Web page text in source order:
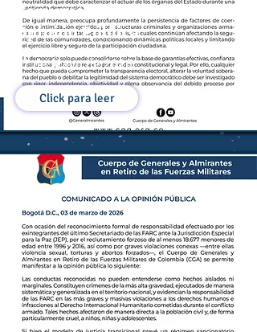
Comunicado a la
Opinión Pública
27 de Mayo de 2026
Click para leer